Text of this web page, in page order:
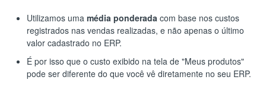
Utilizamos uma média ponderada com base nos custos
registrados nas vendas realizadas, e não apenas o último
valor cadastrado no ERP.
É por isso que o custo exibido na tela de "Meus produtos"
pode ser diferente do que você vê diretamente no seu ERP.